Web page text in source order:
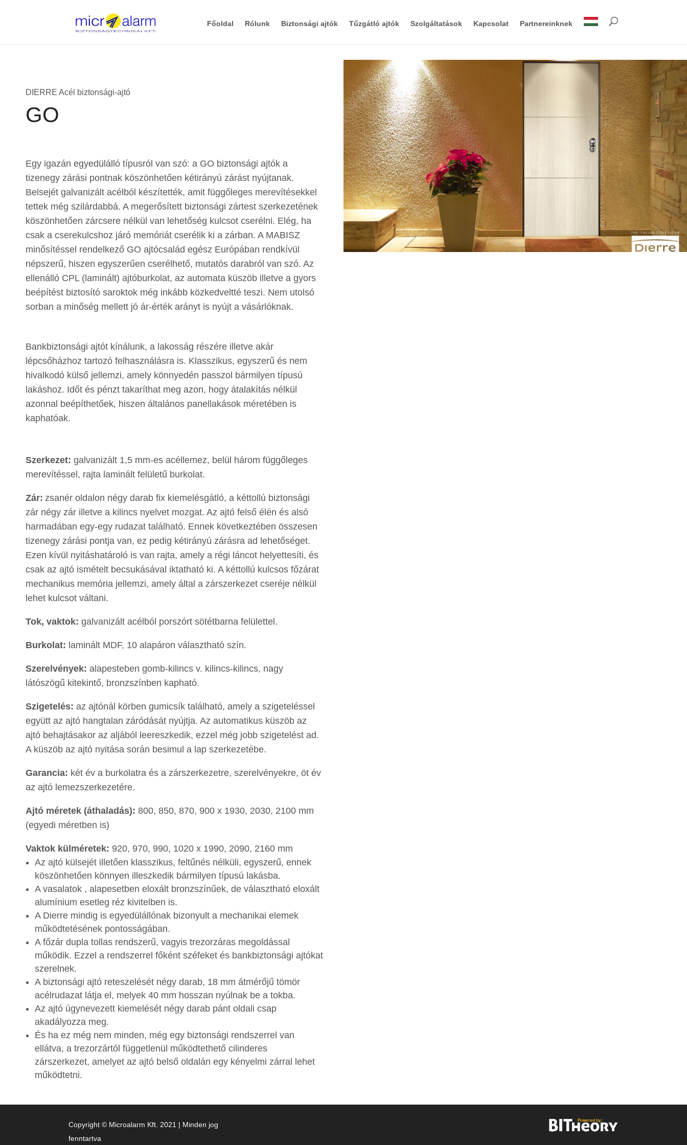
Főoldal Rólunk Biztonsági ajtók Tűzgátló ajtók Szolgáltatások Kapcsolat Partnereinknek
DIERRE Acél biztonsági-ajtó
GO
Egy igazán egyedülálló típusról van szó: a GO biztonsági ajtók a
tizenegy zárási pontnak köszönhetően kétirányú zárást nyújtanak.
Belsejét galvanizált acélból készítették, amit függőleges merevítésekkel
tettek még szilárdabbá. A megerősített biztonsági zártest szerkezetének
köszönhetően zárcsere nélkül van lehetőség kulcsot cserélni. Elég, ha
csak a cserekulcshoz járó memóriát cserélik ki a zárban. A MABISZ
minősítéssel rendelkező GO ajtócsalád egész Európában rendkívül
népszerű, hiszen egyszerűen cserélhető, mutatós darabról van szó. Az
ellenálló CPL (laminált) ajtóburkolat, az automata küszöb illetve a gyors
beépítést biztosító saroktok még inkább közkedveltté teszi. Nem utolsó
sorban a minőség mellett jó ár-érték arányt is nyújt a vásárlóknak.
Bankbiztonsági ajtót kínálunk, a lakosság részére illetve akár
lépcsőházhoz tartozó felhasználásra is. Klasszikus, egyszerű és nem
hivalkodó külső jellemzi, amely könnyedén passzol bármilyen típusú
lakáshoz. Időt és pénzt takaríthat meg azon, hogy átalakítás nélkül
azonnal beépíthetőek, hiszen általános panellakások méretében is
kaphatóak.
Szerkezet: galvanizált 1,5 mm-es acéllemez, belül három függőleges
merevítéssel, rajta laminált felületű burkolat.
Zár: zsanér oldalon négy darab fix kiemelésgátló, a kéttollú biztonsági
zár négy zár illetve a kilincs nyelvet mozgat. Az ajtó felső élén és alsó
harmadában egy-egy rudazat található. Ennek következtében összesen
tizenegy zárási pontja van, ez pedig kétirányú zárásra ad lehetőséget.
Ezen kívül nyitáshatároló is van rajta, amely a régi láncot helyettesíti, és
csak az ajtó ismételt becsukásával iktatható ki. A kéttollú kulcsos főzárat
mechanikus memória jellemzi, amely által a zárszerkezet cseréje nélkül
lehet kulcsot váltani.
Tok, vaktok: galvanizált acélból porszórt sötétbarna felülettel.
Burkolat: laminált MDF, 10 alapáron választható szín.
Szerelvények: alapesteben gomb-kilincs v. kilincs-kilincs, nagy
látószögű kitekintő, bronzszínben kapható.
Szigetelés: az ajtónál körben gumicsík található, amely a szigeteléssel
együtt az ajtó hangtalan záródását nyújtja. Az automatikus küszöb az
ajtó behajtásakor az aljából leereszkedik, ezzel még jobb szigetelést ad.
A küszöb az ajtó nyitása során besimul a lap szerkezetébe.
Garancia: két év a burkolatra és a zárszerkezetre, szerelvényekre, öt év
az ajtó lemezszerkezetére.
Ajtó méretek (áthaladás): 800, 850, 870, 900 x 1930, 2030, 2100 mm
(egyedi méretben is)
Vaktok külméretek: 920, 970, 990, 1020 x 1990, 2090, 2160 mm
Az ajtó külsejét illetően klasszikus, feltűnés nélküli, egyszerű, ennek
köszönhetően könnyen illeszkedik bármilyen típusú lakásba.
A vasalatok , alapesetben eloxált bronzszínűek, de választható eloxált
alumínium esetleg réz kivitelben is.
A Dierre mindig is egyedülállónak bizonyult a mechanikai elemek
működtetésének pontosságában.
A főzár dupla tollas rendszerű, vagyis trezorzáras megoldással
működik. Ezzel a rendszerrel főként széfeket és bankbiztonsági ajtókat
szerelnek.
A biztonsági ajtó reteszelését négy darab, 18 mm átmérőjű tömör
acélrudazat látja el, melyek 40 mm hosszan nyúlnak be a tokba.
Az ajtó úgynevezett kiemelését négy darab pánt oldali csap
akadályozza meg.
És ha ez még nem minden, még egy biztonsági rendszerrel van
ellátva, a trezorzártól függetlenül működtethető cilinderes
zárszerkezet, amelyet az ajtó belső oldalán egy kényelmi zárral lehet
működtetni.
Copyright © Microalarm Kft. 2021 | Minden jog
fenntartva